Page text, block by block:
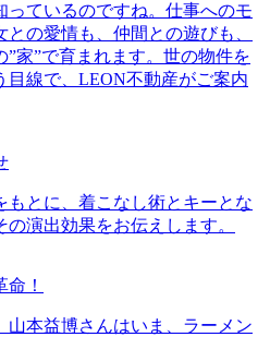
っているのですね。仕事へのモ
の愛情も、仲間との遊びも、
家”で育まれます。世の物件を
目線で、LEON不動産がご案内
もとに、着こなし術とキーとな
演出効果をお伝えします。
！
山本益博さんはいま、ラーメン